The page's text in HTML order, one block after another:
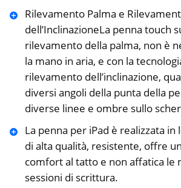
Rilevamento Palma e
dell’InclinazioneLa penna touch
rilevamento della palma, non è
la mano in aria, e con la
rilevamento dell’inclinazione,
diversi angoli della punta della
diverse linee e ombre sullo
La penna per iPad è realizzata in
di alta qualità, resistente, offre
comfort al tatto e non affatica le
sessioni di scrittura.